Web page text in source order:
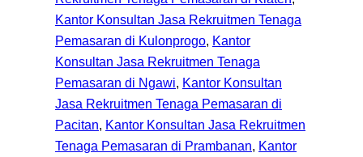
Kantor Konsultan Jasa Rekruitmen Tenaga
Pemasaran di Kulonprogo, Kantor
Konsultan Jasa Rekruitmen Tenaga
Pemasaran di Ngawi, Kantor Konsultan
Jasa Rekruitmen Tenaga Pemasaran di
Pacitan, Kantor Konsultan Jasa Rekruitmen
Tenaga Pemasaran di Prambanan, Kantor